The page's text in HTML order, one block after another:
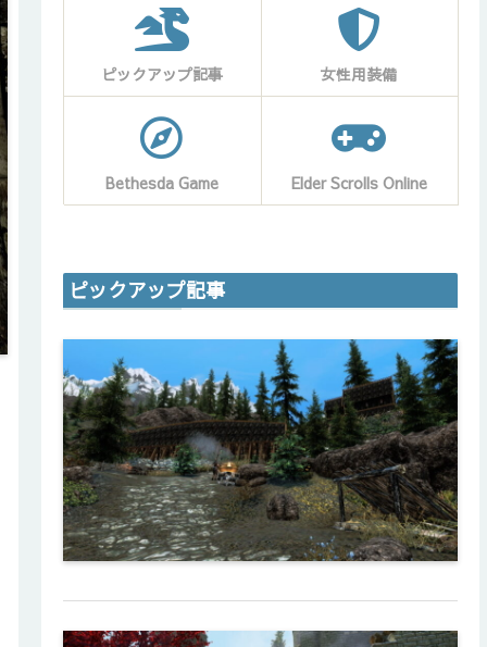
ピックアップ記事 女性用装備
Bethesda Game Elder Scrolls Online
ピックアップ記事